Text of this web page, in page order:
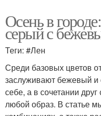
Осень в
серый с
Теги: #Лен
Среди базовых цветов
заслуживают бежевый
себе, а в сочетании
любой образ. В статье